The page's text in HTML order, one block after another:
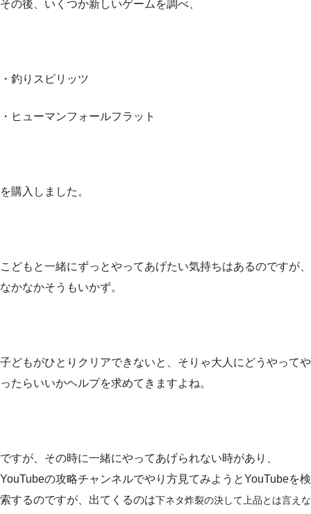
その後、いくつか新しいゲームを調べ、
・釣りスピリッツ
・ヒューマンフォールフラット
を購入しました。
こどもと一緒にずっとやってあげたい気持ちはあるのですが、
なかなかそうもいかず。
子どもがひとりクリアできないと、そりゃ大人にどうやってや
ったらいいかヘルプを求めてきますよね。
ですが、その時に一緒にやってあげられない時があり、
YouTubeの攻略チャンネルでやり方見てみようとYouTubeを検
索するのですが、出てくるのは下ネタ炸裂の決して上品とは言えな